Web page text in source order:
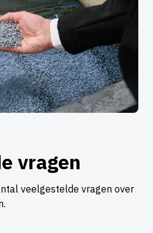
vragen
veelgestelde vragen over